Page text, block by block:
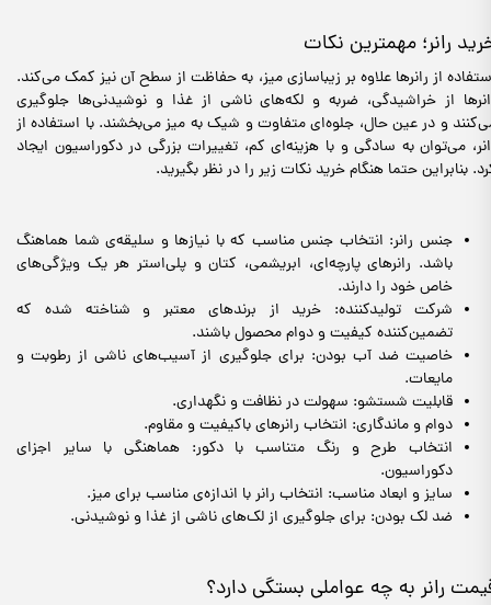
رانر؛ مهمترین نکات
از رانرها علاوه بر زیباسازی میز، به حفاظت از سطح آن نیز کمک می‌کند.
از خراشیدگی، ضربه و لکه‌های ناشی از غذا و نوشیدنی‌ها جلوگیری
و در عین حال، جلوه‌ای متفاوت و شیک به میز می‌بخشند. با استفاده از
می‌توان به سادگی و با هزینه‌ای کم، تغییرات بزرگی در دکوراسیون ایجاد
بنابراین حتما هنگام خرید نکات زیر را در نظر بگیرید.
جنس رانر: انتخاب جنس مناسب که با نیازها و سلیقه‌ی شما هماهنگ
باشد. رانرهای پارچه‌ای، ابریشمی، کتان و پلی‌استر هر یک ویژگی‌های
خاص خود را دارند.
شرکت تولیدکننده: خرید از برندهای معتبر و شناخته شده که
تضمین‌کننده کیفیت و دوام محصول باشند.
خاصیت ضد آب بودن: برای جلوگیری از آسیب‌های ناشی از رطوبت و
مایعات.
قابلیت شستشو: سهولت در نظافت و نگهداری.
دوام و ماندگاری: انتخاب رانرهای باکیفیت و مقاوم.
انتخاب طرح و رنگ متناسب با دکور: هماهنگی با سایر اجزای
دکوراسیون.
سایز و ابعاد مناسب: انتخاب رانر با اندازه‌ی مناسب برای میز.
ضد لک بودن: برای جلوگیری از لک‌های ناشی از غذا و نوشیدنی.
رانر به چه عواملی بستگی دارد؟